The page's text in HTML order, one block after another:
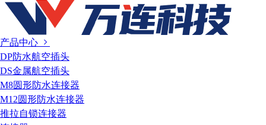
产品中心
DP防水航空插头
DS金属航空插头
M8圆形防水连接器
M12圆形防水连接器
推拉自锁连接器